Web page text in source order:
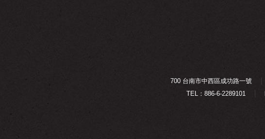
700 台南市中西區成功路一號
TEL：886-6-2289101